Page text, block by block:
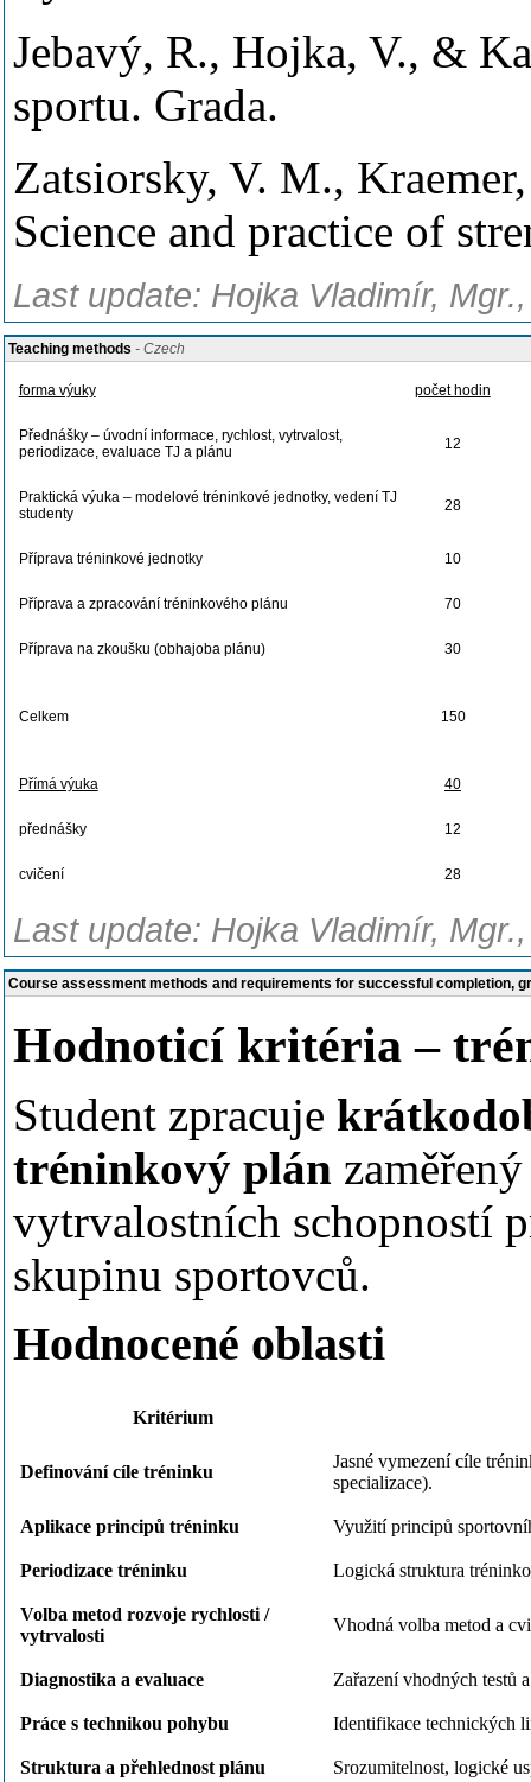
Jebavý, R., Hojka, V., &
sportu. Grada.
Zatsiorsky, V. M.,
Science and practice of
Last update: Hojka Vladimír,
Teaching methods - Czech
forma výuky počet hodin
Přednášky – úvodní informace, rychlost, vytrvalost,
periodizace, evaluace TJ a plánu
12
Praktická výuka – modelové tréninkové jednotky, vedení TJ
studenty
28
Příprava tréninkové jednotky 10
Příprava a zpracování tréninkového plánu 70
Příprava na zkoušku (obhajoba plánu) 30
Celkem 150
Přímá výuka 40
přednášky 12
cvičení 28
Last update: Hojka Vladimír,
Course assessment methods and requirements for successful completion,
Hodnoticí kritéria –
Student zpracuje
tréninkový plán
vytrvalostních schopností
skupinu sportovců.
Hodnocené oblasti
Kritérium
Definování cíle tréninku
Jasné vymezení cíle
specializace).
Aplikace principů tréninku Využití principů
Periodizace tréninku Logická struktura
Volba metod rozvoje rychlosti /
vytrvalosti
Vhodná volba metod a
Diagnostika a evaluace Zařazení vhodných testů
Práce s technikou pohybu Identifikace technických
Struktura a přehlednost plánu Srozumitelnost, logické